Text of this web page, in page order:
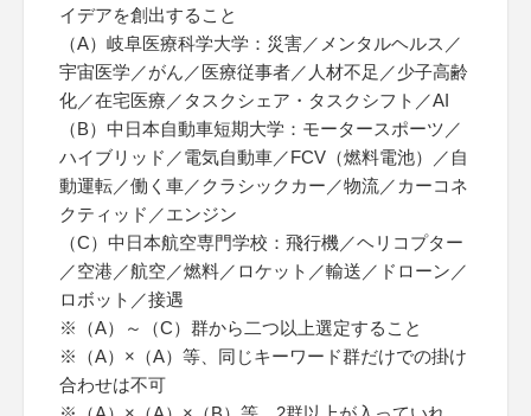
イデアを創出すること
（A）岐阜医療科学大学：災害／メンタルヘルス／
宇宙医学／がん／医療従事者／人材不足／少子高齢
化／在宅医療／タスクシェア・タスクシフト／AI
（B）中日本自動車短期大学：モータースポーツ／
ハイブリッド／電気自動車／FCV（燃料電池）／自
動運転／働く車／クラシックカー／物流／カーコネ
クティッド／エンジン
（C）中日本航空専門学校：飛行機／ヘリコプター
／空港／航空／燃料／ロケット／輸送／ドローン／
ロボット／接遇
※（A）～（C）群から二つ以上選定すること
※（A）×（A）等、同じキーワード群だけでの掛け
合わせは不可